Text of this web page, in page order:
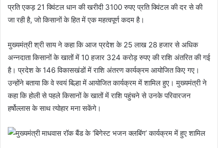
प्रति एकड़ 21 क्विंटल धान की खरीदी 3100 रुपए प्रति क्विंटल की दर से की
जा रही है, जो किसानों के हित में एक महत्वपूर्ण कदम है।
मुख्यमंत्री श्री साय ने कहा कि आज प्रदेश के 25 लाख 28 हजार से अधिक
अन्नदाता किसानों के खातों में 10 हजार 324 करोड़ रुपए की राशि अंतरित की गई
है। प्रदेश के 146 विकासखंडों में राशि अंतरण कार्यक्रम आयोजित किए गए।
उन्होंने बताया कि वे स्वयं बिल्हा में आयोजित कार्यक्रम में शामिल हुए। मुख्यमंत्री ने
कहा कि होली से पहले किसानों के खातों में राशि पहुंचने से उनके परिवारजन
हर्षोल्लास के साथ त्योहार मना सकेंगे।